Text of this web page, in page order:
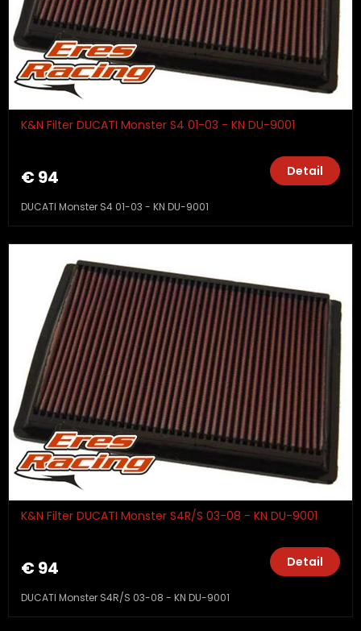
K&N Filter DUCATI Monster S4 01-03 - KN DU-9001
€ 94 Detail
DUCATI Monster S4 01-03 - KN DU-9001
K&N Filter DUCATI Monster S4R/S 03-08 - KN DU-9001
€ 94 Detail
DUCATI Monster S4R/S 03-08 - KN DU-9001